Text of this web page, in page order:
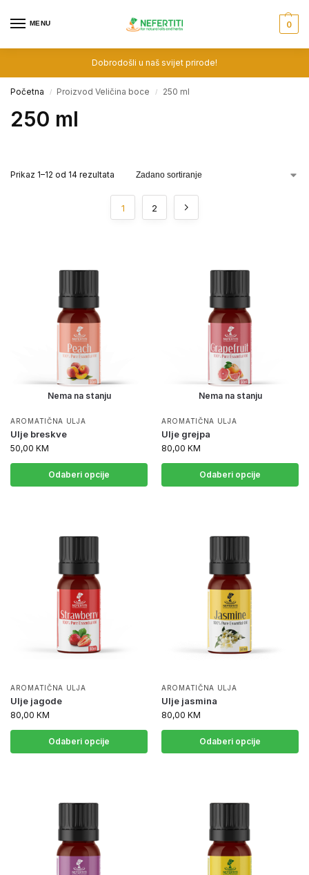
MENU 0
Dobrodošli u naš svijet prirode!
Početna / Proizvod Veličina boce / 250 ml
250 ml
Prikaz 1–12 od 14 rezultata
1 2
Nema na stanju
AROMATIČNA ULJA
Ulje breskve
50,00 KM
Odaberi opcije
Nema na stanju
AROMATIČNA ULJA
Ulje grejpa
80,00 KM
Odaberi opcije
AROMATIČNA ULJA
Ulje jagode
80,00 KM
Odaberi opcije
AROMATIČNA ULJA
Ulje jasmina
80,00 KM
Odaberi opcije